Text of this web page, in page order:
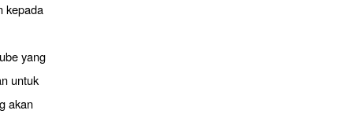
kepada
yang
untuk
akan